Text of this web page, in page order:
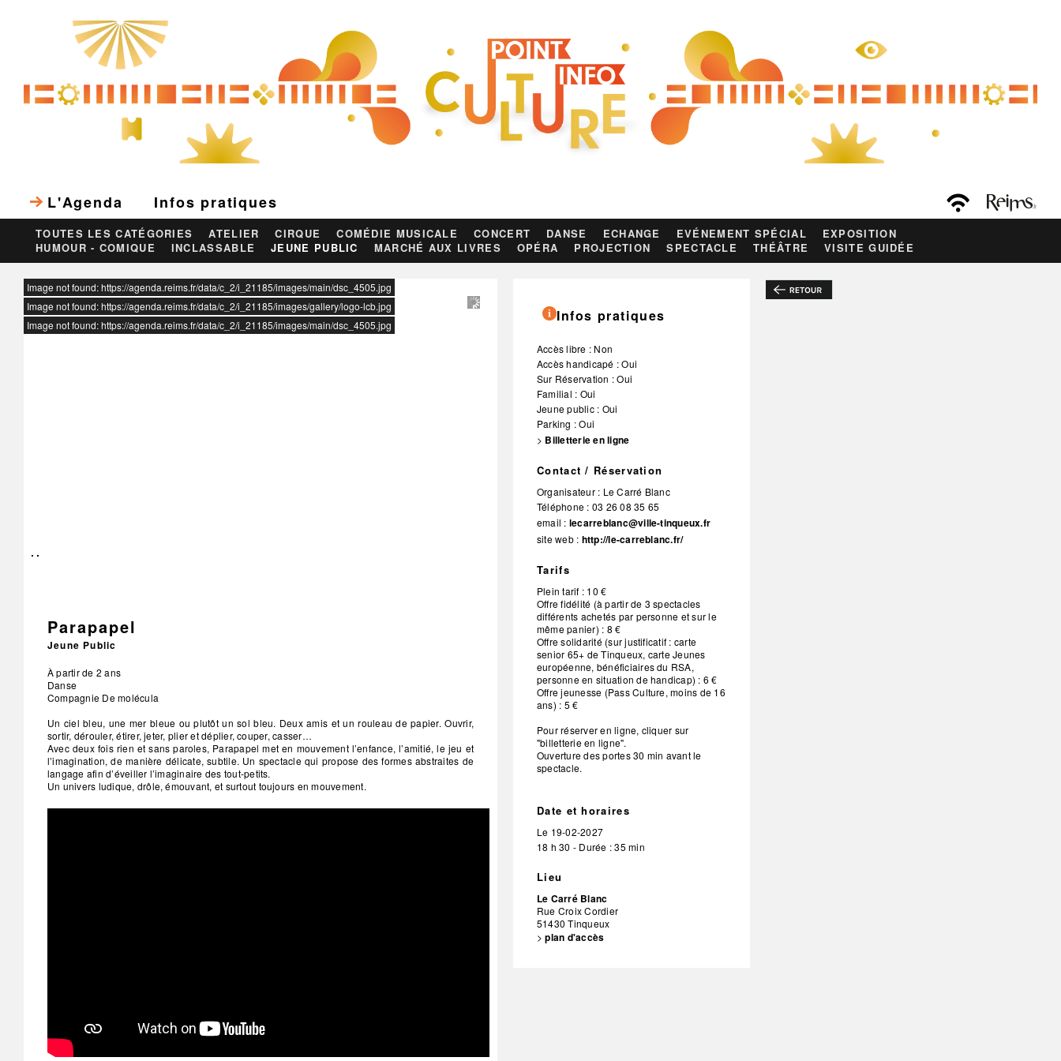
L'Agenda Infos pratiques
TOUTES LES CATÉGORIES ATELIER CIRQUE COMÉDIE MUSICALE CONCERT DANSE ECHANGE EVÉNEMENT SPÉCIAL
EXPOSITION
HUMOUR - COMIQUE
INCLASSABLE JEUNE PUBLIC MARCHÉ AUX LIVRES OPÉRA PROJECTION SPECTACLE THÉÂTRE VISITE GUIDÉE
Image not found: https://agenda.reims.fr/data/c_2/i_21185/images/main/dsc_4505.jpg
Image not found: https://agenda.reims.fr/data/c_2/i_21185/images/gallery/logo-lcb.jpg
Image not found: https://agenda.reims.fr/data/c_2/i_21185/images/main/dsc_4505.jpg
Parapapel
Jeune Public
À partir de 2 ans
Danse
Compagnie De molécula
Un ciel bleu, une mer bleue ou plutôt un sol bleu. Deux amis et un rouleau de papier. Ouvrir,
sortir, dérouler, étirer, jeter, plier et déplier, couper, casser…
Avec deux fois rien et sans paroles, Parapapel met en mouvement l’enfance, l’amitié, le jeu et
l’imagination, de manière délicate, subtile. Un spectacle qui propose des formes abstraites de
langage afin d’éveiller l’imaginaire des tout-petits.
Un univers ludique, drôle, émouvant, et surtout toujours en mouvement.
Infos pratiques
Accès libre : Non
Accès handicapé : Oui
Sur Réservation : Oui
Familial : Oui
Jeune public : Oui
Parking : Oui
> Billetterie en ligne
Contact / Réservation
Organisateur : Le Carré Blanc
Téléphone : 03 26 08 35 65
email : lecarreblanc@ville-tinqueux.fr
site web : http://le-carreblanc.fr/
Tarifs
Plein tarif : 10 €
Offre fidélité (à partir de 3 spectacles
différents achetés par personne et sur le
même panier) : 8 €
Offre solidarité (sur justificatif : carte
senior 65+ de Tinqueux, carte Jeunes
européenne, bénéficiaires du RSA,
personne en situation de handicap) : 6 €
Offre jeunesse (Pass Culture, moins de 16
ans) : 5 €
Pour réserver en ligne, cliquer sur
"billetterie en ligne".
Ouverture des portes 30 min avant le
spectacle.
Date et horaires
Le 19-02-2027
18 h 30 - Durée : 35 min
Lieu
Le Carré Blanc
Rue Croix Cordier
51430 Tinqueux
>plan d'accès